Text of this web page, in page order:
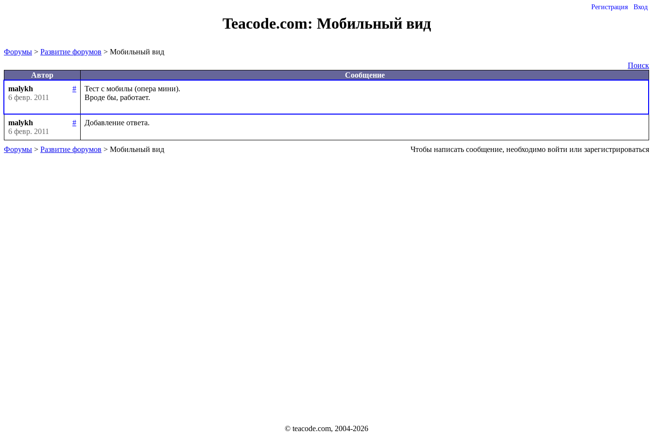
Регистрация Вход
Teacode.com: Мобильный вид
Форумы > Развитие форумов > Мобильный вид
Поиск
Автор
Сообщение
malykh
#
6 февр. 2011
Тест с мобилы (опера мини).
malykh
#
6 февр. 2011
Форумы > Развитие форумов > Мобильный вид Чтобы написать сообщение, необходимо войти или зарегистрироваться
© teacode.com, 2004-2026